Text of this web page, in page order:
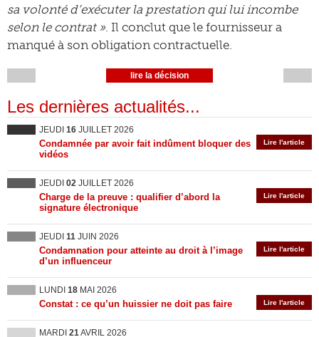
sa volonté d’exécuter la prestation qui lui incombe
selon le contrat ». Il conclut que le fournisseur a
manqué à son obligation contractuelle.
lire la décision
Les dernières actualités...
JEUDI 16 JUILLET 2026
Lire l'article
Condamnée par avoir fait indûment bloquer des
vidéos
JEUDI 02 JUILLET 2026
Lire l'article
Charge de la preuve : qualifier d’abord la
signature électronique
JEUDI 11 JUIN 2026
Lire l'article
Condamnation pour atteinte au droit à l’image
d’un influenceur
LUNDI 18 MAI 2026
Lire l'article
Constat : ce qu’un huissier ne doit pas faire
MARDI 21AVRIL 2026